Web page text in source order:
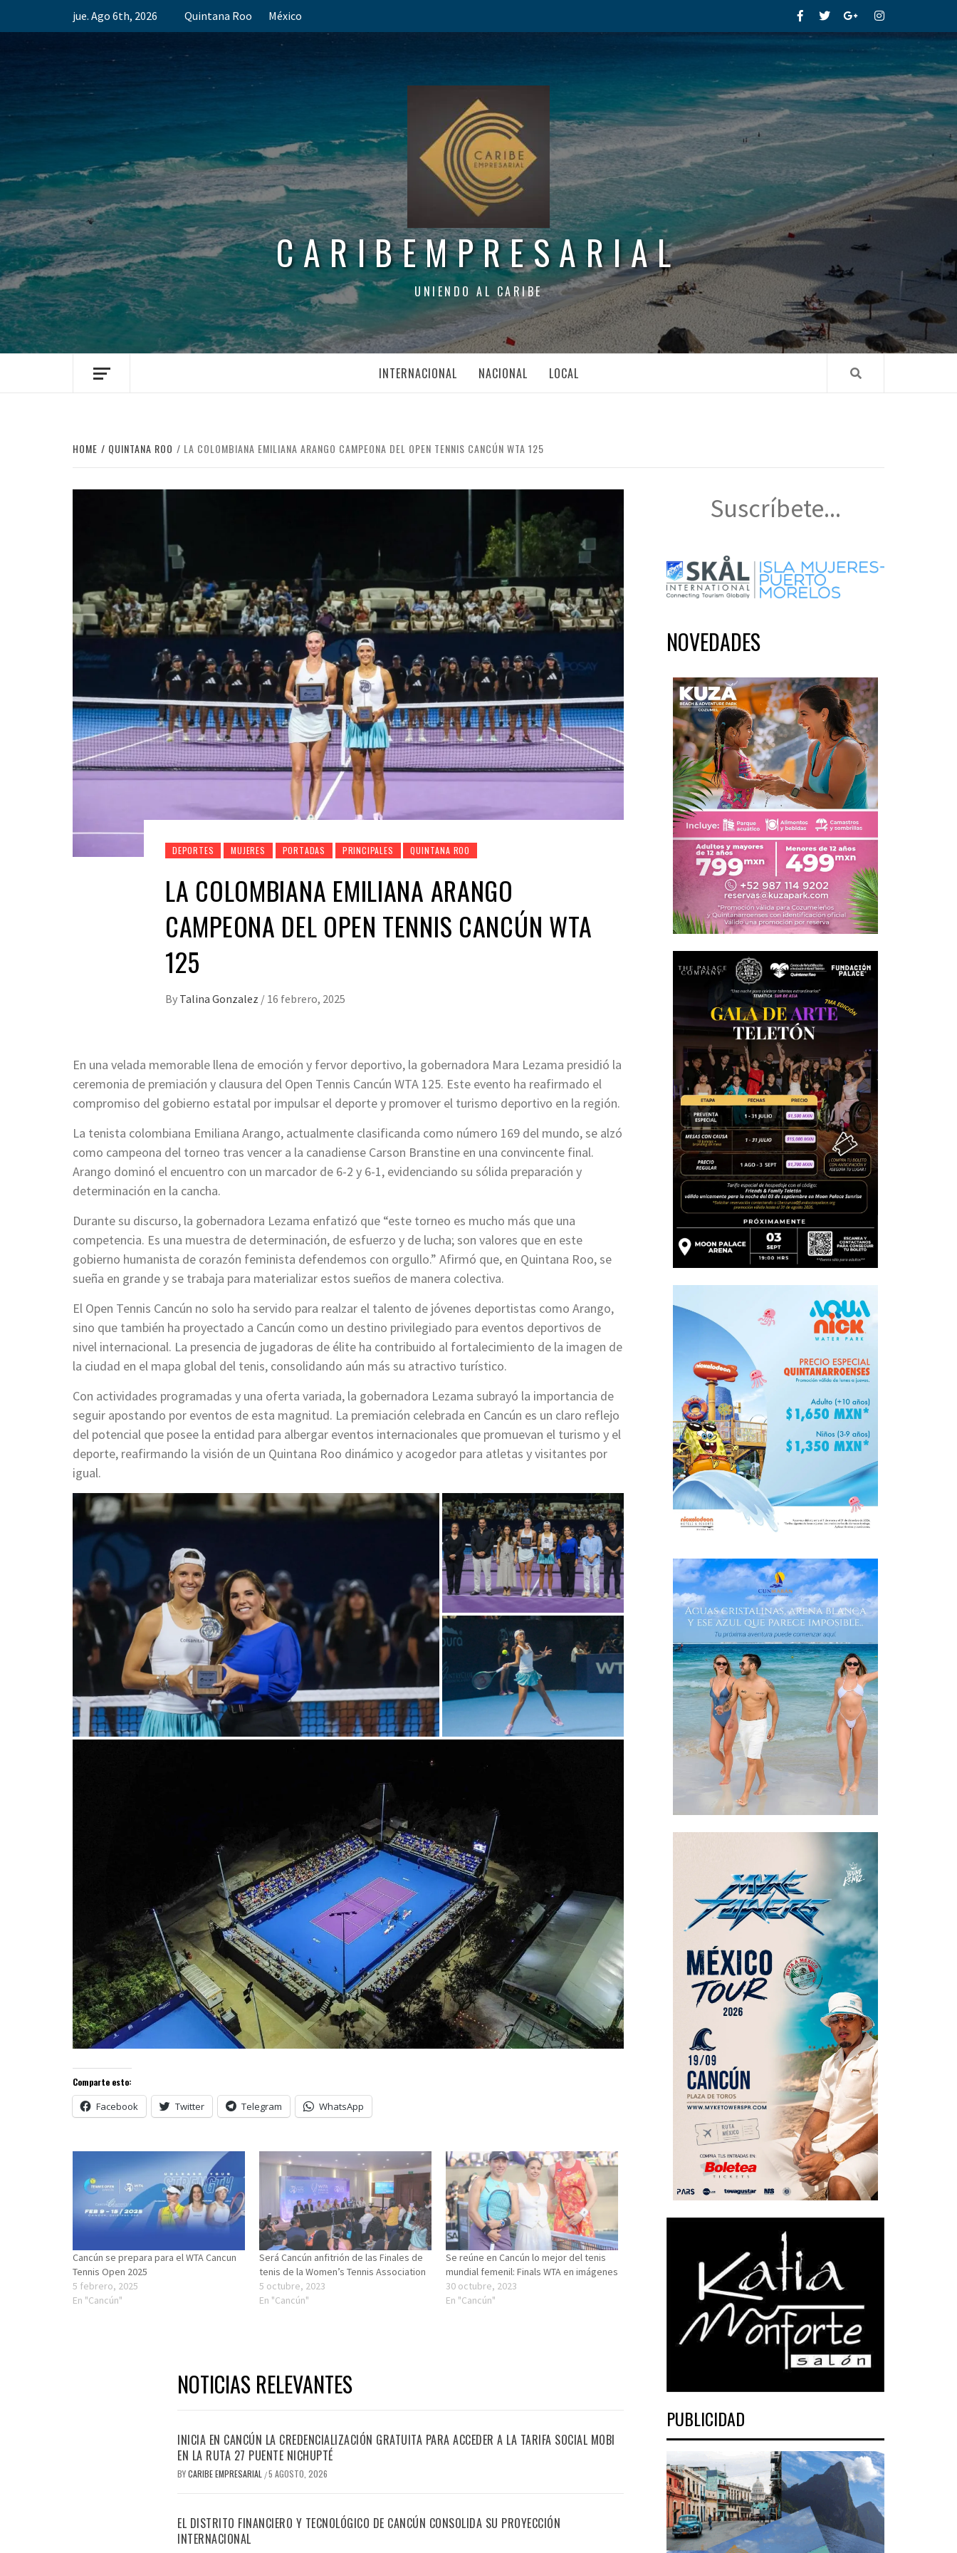
jue. Ago 6th, 2026 Quintana Roo México FacebookTwitterGoogle+Instagram
CARIBEMPRESARIAL
UNIENDO AL CARIBE
INTERNACIONAL NACIONAL LOCAL
HOME QUINTANA ROO LA COLOMBIANA EMILIANA ARANGO CAMPEONA DEL OPEN TENNIS CANCÚN WTA 125
DEPORTES MUJERES PORTADAS PRINCIPALES QUINTANA ROO
LA COLOMBIANA EMILIANA ARANGO
CAMPEONA DEL OPEN TENNIS CANCÚN WTA
125
By Talina Gonzalez / 16 febrero, 2025
En una velada memorable llena de emoción y fervor deportivo, la gobernadora Mara Lezama presidió la
ceremonia de premiación y clausura del Open Tennis Cancún WTA 125. Este evento ha reafirmado el
compromiso del gobierno estatal por impulsar el deporte y promover el turismo deportivo en la región.
La tenista colombiana Emiliana Arango, actualmente clasificanda como número 169 del mundo, se alzó
como campeona del torneo tras vencer a la canadiense Carson Branstine en una convincente final.
Arango dominó el encuentro con un marcador de 6-2 y 6-1, evidenciando su sólida preparación y
determinación en la cancha.
Durante su discurso, la gobernadora Lezama enfatizó que “este torneo es mucho más que una
competencia. Es una muestra de determinación, de esfuerzo y de lucha; son valores que en este
gobierno humanista de corazón feminista defendemos con orgullo.” Afirmó que, en Quintana Roo, se
sueña en grande y se trabaja para materializar estos sueños de manera colectiva.
El Open Tennis Cancún no solo ha servido para realzar el talento de jóvenes deportistas como Arango,
sino que también ha proyectado a Cancún como un destino privilegiado para eventos deportivos de
nivel internacional. La presencia de jugadoras de élite ha contribuido al fortalecimiento de la imagen de
la ciudad en el mapa global del tenis, consolidando aún más su atractivo turístico.
Con actividades programadas y una oferta variada, la gobernadora Lezama subrayó la importancia de
seguir apostando por eventos de esta magnitud. La premiación celebrada en Cancún es un claro reflejo
del potencial que posee la entidad para albergar eventos internacionales que promuevan el turismo y el
deporte, reafirmando la visión de un Quintana Roo dinámico y acogedor para atletas y visitantes por
igual.
Comparte esto:
Facebook Twitter Telegram WhatsApp
Cancún se prepara para el WTA Cancun
Tennis Open 2025
5 febrero, 2025
En "Cancún"
Será Cancún anfitrión de las Finales de
tenis de la Women’s Tennis Association
5 octubre, 2023
En "Cancún"
Se reúne en Cancún lo mejor del tenis
mundial femenil: Finals WTA en imágenes
30 octubre, 2023
En "Cancún"
NOTICIAS RELEVANTES
INICIA EN CANCÚN LA CREDENCIALIZACIÓN GRATUITA PARA ACCEDER A LA TARIFA SOCIAL MOBI
EN LA RUTA 27 PUENTE NICHUPTÉ
BYCARIBE EMPRESARIAL /5 AGOSTO, 2026
EL DISTRITO FINANCIERO Y TECNOLÓGICO DE CANCÚN CONSOLIDA SU PROYECCIÓN
INTERNACIONAL
Suscríbete...
NOVEDADES
PUBLICIDAD